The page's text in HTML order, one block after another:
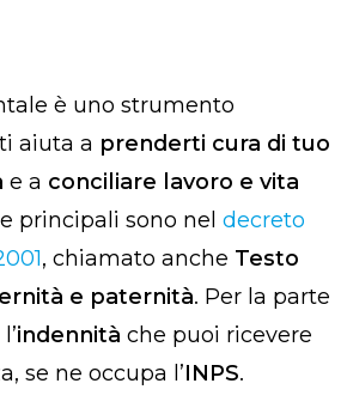
è uno strumento
aiuta a prenderti cura di tuo
e a conciliare lavoro e vita
principali sono nel decreto
, chiamato anche Testo
e paternità. Per la parte
indennità che puoi ricevere
se ne occupa l’INPS.